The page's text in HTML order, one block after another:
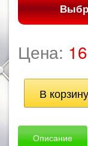
Цена:
Описание